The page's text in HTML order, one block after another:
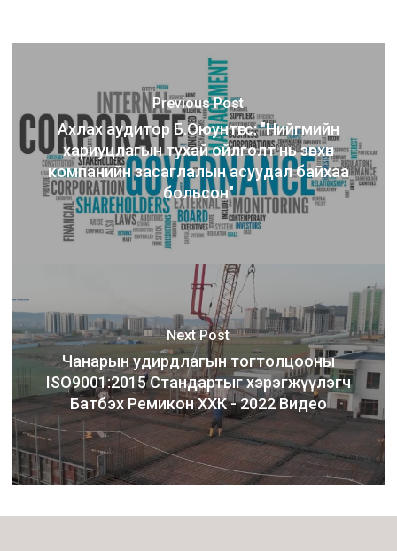
Previous Post
Ахлах аудитор Б.Оюунтөгс: "Нийгмийн
хариуцлагын тухай ойлголт нь зөвхөн
компанийн засаглалын асуудал байхаа
больсон"
Next Post
Чанарын удирдлагын тогтолцооны
ISO9001:2015 Стандартыг хэрэгжүүлэгч
Батбэх Ремикон ХХК - 2022 Видео